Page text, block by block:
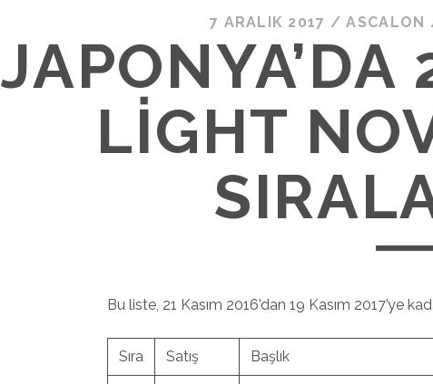
7 ARALIK 2017 /ASCALON
LIGHT
Bu liste, 21 Kasım 2016’dan 19 Kasım 2017’ye
Sıra Satış Başlık